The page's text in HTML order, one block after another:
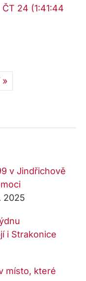
24 (1:41:44
»
v Jindřichově
2025
i Strakonice
místo, které